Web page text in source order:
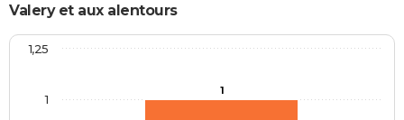
Valery et aux alentours
1
1
1,25